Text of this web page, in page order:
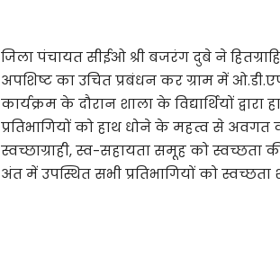
जिला पंचायत सीईओ श्री बजरंग दुबे ने
अपशिष्ट का उचित प्रबंधन कर ग्राम में
कार्यक्रम के दौरान शाला के विद्यार्थियों
प्रतिभागियों को हाथ धोने के महत्व से अवगत
स्वच्छाग्राही, स्व-सहायता समूह को स्वच्छता
अंत में उपस्थित सभी प्रतिभागियों को स्वच्छता